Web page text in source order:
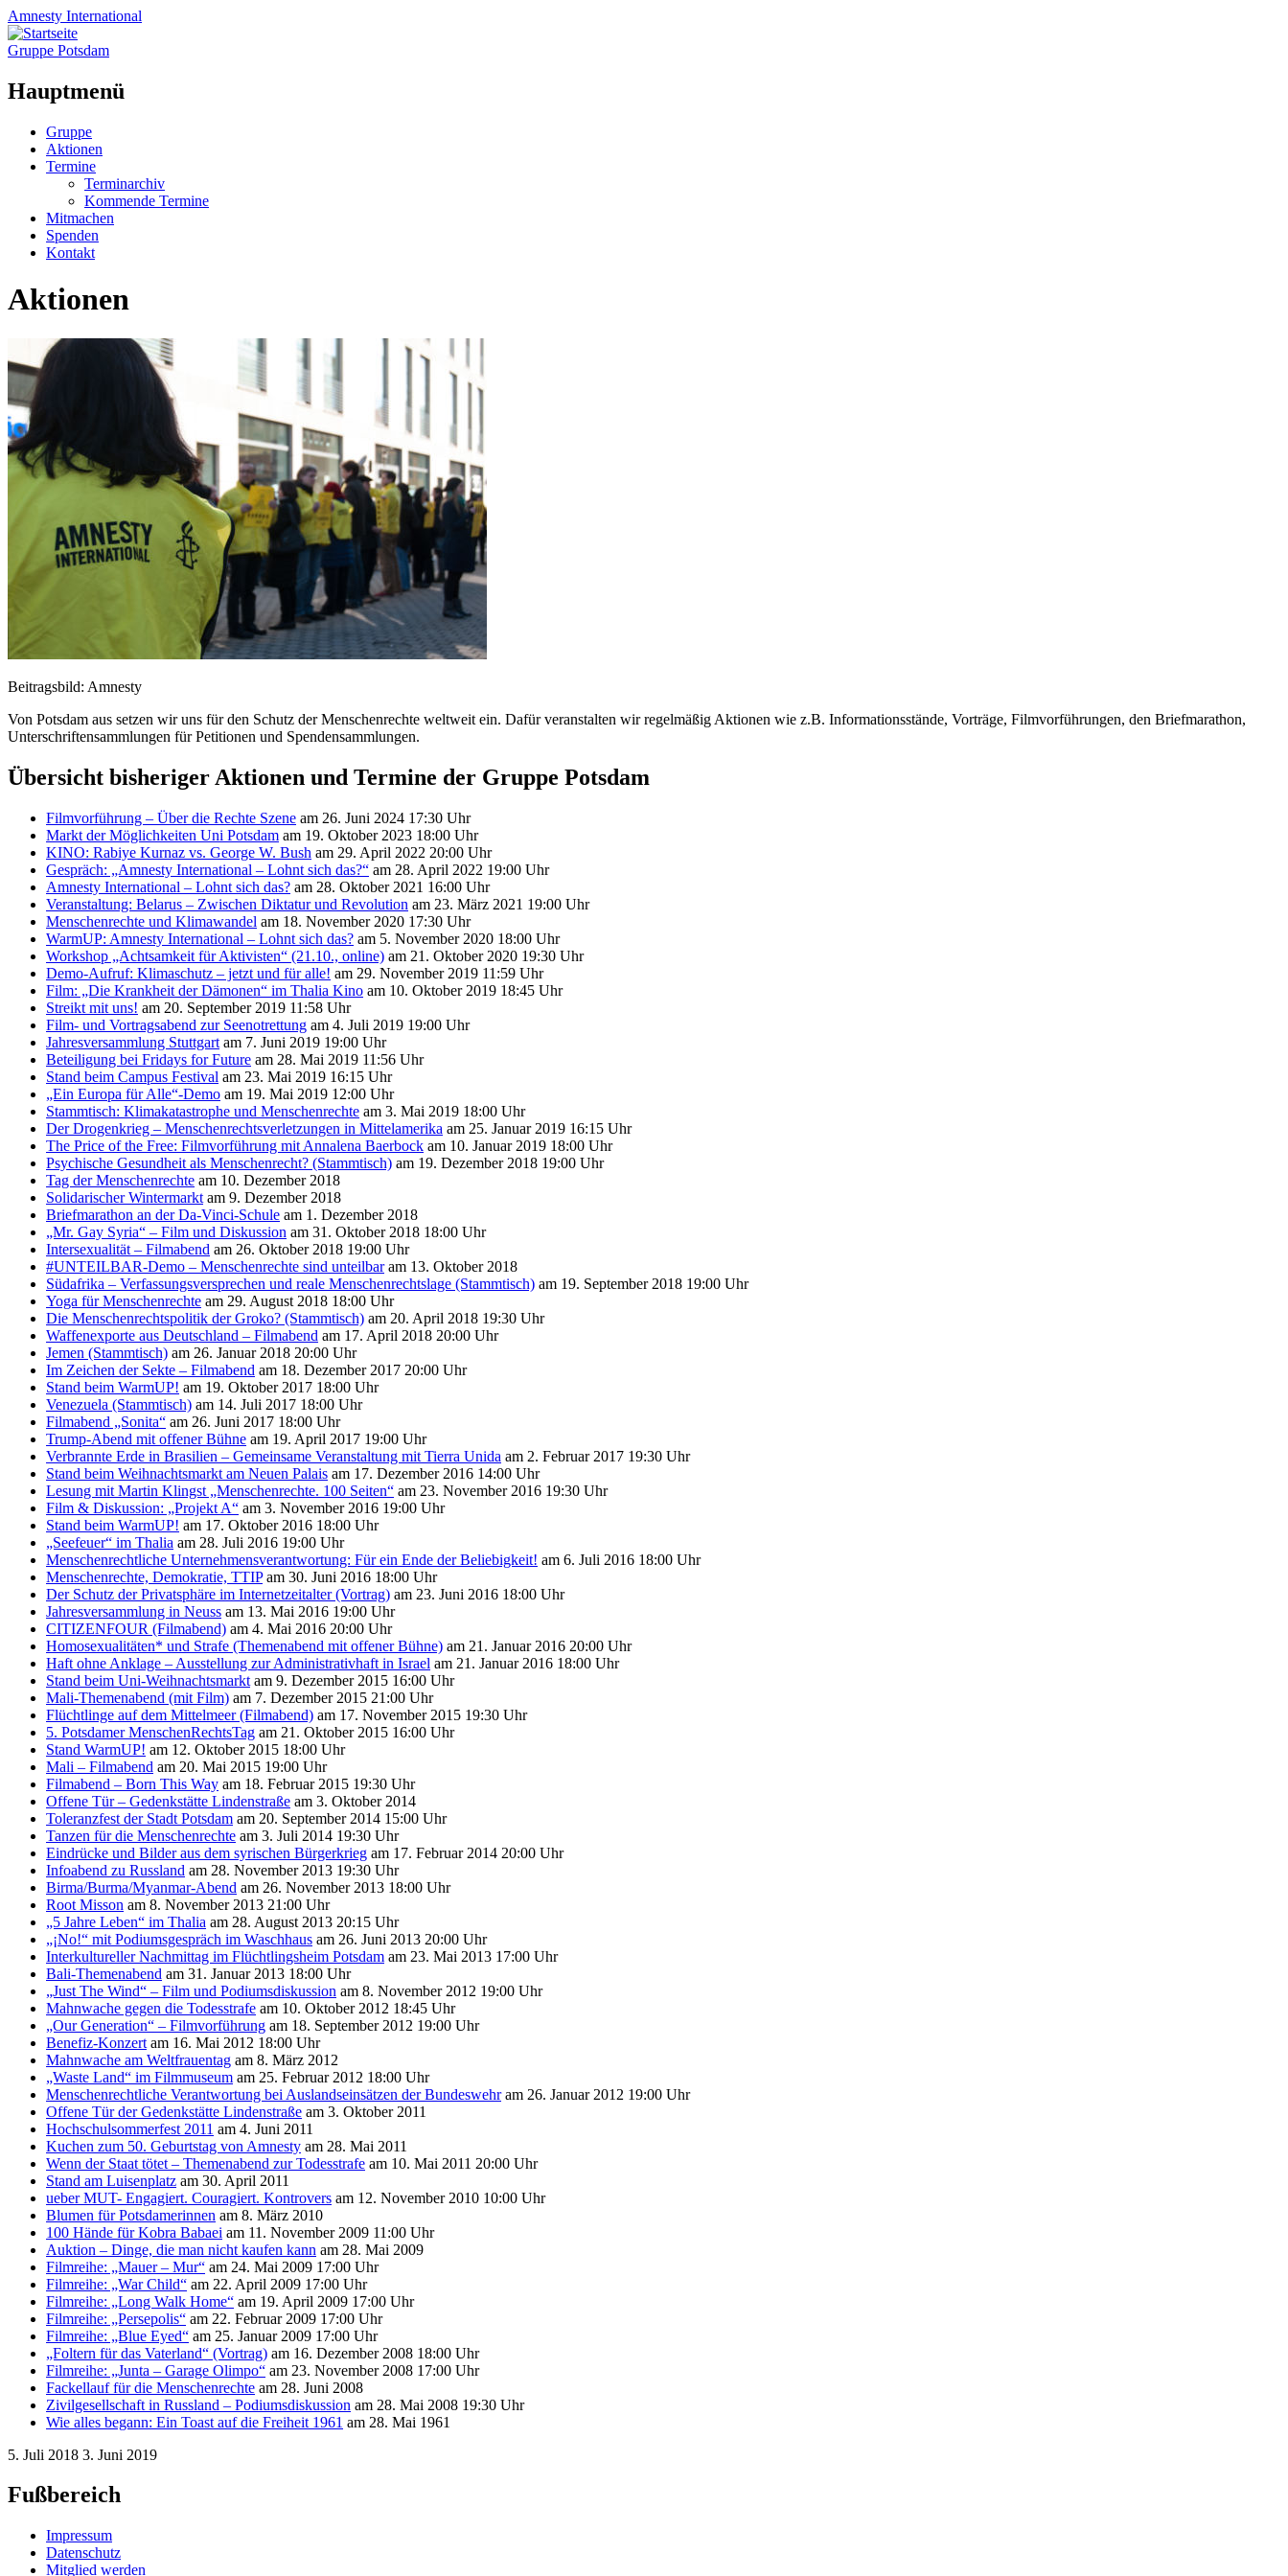
Amnesty International
Gruppe Potsdam
Hauptmenü
Zum
Inhalt
springen
Gruppe
Aktionen
Termine
Terminarchiv
Kommende Termine
Mitmachen
Spenden
Kontakt
Aktionen
Beitragsbild: Amnesty
Von Potsdam aus setzen wir uns für den Schutz der Menschenrechte weltweit ein. Dafür veranstalten wir regelmäßig Aktionen wie z.B. Informationsstände, Vorträge, Filmvorführungen, den Briefmarathon,
Unterschriftensammlungen für Petitionen und Spendensammlungen.
Übersicht bisheriger Aktionen und Termine der Gruppe Potsdam
Filmvorführung – Über die Rechte Szene am 26. Juni 2024 17:30 Uhr
Markt der Möglichkeiten Uni Potsdam am 19. Oktober 2023 18:00 Uhr
KINO: Rabiye Kurnaz vs. George W. Bush am 29. April 2022 20:00 Uhr
Gespräch: „Amnesty International – Lohnt sich das?“ am 28. April 2022 19:00 Uhr
Amnesty International – Lohnt sich das? am 28. Oktober 2021 16:00 Uhr
Veranstaltung: Belarus – Zwischen Diktatur und Revolution am 23. März 2021 19:00 Uhr
Menschenrechte und Klimawandel am 18. November 2020 17:30 Uhr
WarmUP: Amnesty International – Lohnt sich das? am 5. November 2020 18:00 Uhr
Workshop „Achtsamkeit für Aktivisten“ (21.10., online) am 21. Oktober 2020 19:30 Uhr
Demo-Aufruf: Klimaschutz – jetzt und für alle! am 29. November 2019 11:59 Uhr
Film: „Die Krankheit der Dämonen“ im Thalia Kino am 10. Oktober 2019 18:45 Uhr
Streikt mit uns! am 20. September 2019 11:58 Uhr
Film- und Vortragsabend zur Seenotrettung am 4. Juli 2019 19:00 Uhr
Jahresversammlung Stuttgart am 7. Juni 2019 19:00 Uhr
Beteiligung bei Fridays for Future am 28. Mai 2019 11:56 Uhr
Stand beim Campus Festival am 23. Mai 2019 16:15 Uhr
„Ein Europa für Alle“-Demo am 19. Mai 2019 12:00 Uhr
Stammtisch: Klimakatastrophe und Menschenrechte am 3. Mai 2019 18:00 Uhr
Der Drogenkrieg – Menschenrechtsverletzungen in Mittelamerika am 25. Januar 2019 16:15 Uhr
The Price of the Free: Filmvorführung mit Annalena Baerbock am 10. Januar 2019 18:00 Uhr
Psychische Gesundheit als Menschenrecht? (Stammtisch) am 19. Dezember 2018 19:00 Uhr
Tag der Menschenrechte am 10. Dezember 2018
Solidarischer Wintermarkt am 9. Dezember 2018
Briefmarathon an der Da-Vinci-Schule am 1. Dezember 2018
„Mr. Gay Syria“ – Film und Diskussion am 31. Oktober 2018 18:00 Uhr
Intersexualität – Filmabend am 26. Oktober 2018 19:00 Uhr
#UNTEILBAR-Demo – Menschenrechte sind unteilbaram 13. Oktober 2018
Südafrika – Verfassungsversprechen und reale Menschenrechtslage (Stammtisch) am 19. September 2018 19:00 Uhr
Yoga für Menschenrechte am 29. August 2018 18:00 Uhr
Die Menschenrechtspolitik der Groko? (Stammtisch) am 20. April 2018 19:30 Uhr
Waffenexporte aus Deutschland – Filmabend am 17. April 2018 20:00 Uhr
Jemen (Stammtisch) am 26. Januar 2018 20:00 Uhr
Im Zeichen der Sekte – Filmabend am 18. Dezember 2017 20:00 Uhr
Stand beim WarmUP! am 19. Oktober 2017 18:00 Uhr
Venezuela (Stammtisch) am 14. Juli 2017 18:00 Uhr
Filmabend „Sonita“ am 26. Juni 2017 18:00 Uhr
Trump-Abend mit offener Bühne am 19. April 2017 19:00 Uhr
Verbrannte Erde in Brasilien – Gemeinsame Veranstaltung mit Tierra Unida am 2. Februar 2017 19:30 Uhr
Stand beim Weihnachtsmarkt am Neuen Palais am 17. Dezember 2016 14:00 Uhr
Lesung mit Martin Klingst „Menschenrechte. 100 Seiten“ am 23. November 2016 19:30 Uhr
Film & Diskussion: „Projekt A“ am 3. November 2016 19:00 Uhr
Stand beim WarmUP! am 17. Oktober 2016 18:00 Uhr
„Seefeuer“ im Thalia am 28. Juli 2016 19:00 Uhr
Menschenrechtliche Unternehmensverantwortung: Für ein Ende der Beliebigkeit! am 6. Juli 2016 18:00 Uhr
Menschenrechte, Demokratie, TTIPam 30. Juni 2016 18:00 Uhr
Der Schutz der Privatsphäre im Internetzeitalter (Vortrag) am 23. Juni 2016 18:00 Uhr
Jahresversammlung in Neuss am 13. Mai 2016 19:00 Uhr
CITIZENFOUR (Filmabend) am 4. Mai 2016 20:00 Uhr
Homosexualitäten* und Strafe (Themenabend mit offener Bühne) am 21. Januar 2016 20:00 Uhr
Haft ohne Anklage – Ausstellung zur Administrativhaft in Israel am 21. Januar 2016 18:00 Uhr
Stand beim Uni-Weihnachtsmarkt am 9. Dezember 2015 16:00 Uhr
Mali-Themenabend (mit Film) am 7. Dezember 2015 21:00 Uhr
Flüchtlinge auf dem Mittelmeer (Filmabend) am 17. November 2015 19:30 Uhr
5. Potsdamer MenschenRechtsTag am 21. Oktober 2015 16:00 Uhr
Stand WarmUP! am 12. Oktober 2015 18:00 Uhr
Mali – Filmabend am 20. Mai 2015 19:00 Uhr
Filmabend – Born This Way am 18. Februar 2015 19:30 Uhr
Offene Tür – Gedenkstätte Lindenstraße am 3. Oktober 2014
Toleranzfest der Stadt Potsdam am 20. September 2014 15:00 Uhr
Tanzen für die Menschenrechte am 3. Juli 2014 19:30 Uhr
Eindrücke und Bilder aus dem syrischen Bürgerkrieg am 17. Februar 2014 20:00 Uhr
Infoabend zu Russland am 28. November 2013 19:30 Uhr
Birma/Burma/Myanmar-Abend am 26. November 2013 18:00 Uhr
Root Misson am 8. November 2013 21:00 Uhr
„5 Jahre Leben“ im Thalia am 28. August 2013 20:15 Uhr
„¡No!“ mit Podiumsgespräch im Waschhaus am 26. Juni 2013 20:00 Uhr
Interkultureller Nachmittag im Flüchtlingsheim Potsdam am 23. Mai 2013 17:00 Uhr
Bali-Themenabend am 31. Januar 2013 18:00 Uhr
„Just The Wind“ – Film und Podiumsdiskussion am 8. November 2012 19:00 Uhr
Mahnwache gegen die Todesstrafe am 10. Oktober 2012 18:45 Uhr
„Our Generation“ – Filmvorführung am 18. September 2012 19:00 Uhr
Benefiz-Konzert am 16. Mai 2012 18:00 Uhr
Mahnwache am Weltfrauentag am 8. März 2012
„Waste Land“ im Filmmuseum am 25. Februar 2012 18:00 Uhr
Menschenrechtliche Verantwortung bei Auslandseinsätzen der Bundeswehram 26. Januar 2012 19:00 Uhr
Offene Tür der Gedenkstätte Lindenstraße am 3. Oktober 2011
Hochschulsommerfest 2011 am 4. Juni 2011
Kuchen zum 50. Geburtstag von Amnesty am 28. Mai 2011
Wenn der Staat tötet – Themenabend zur Todesstrafe am 10. Mai 2011 20:00 Uhr
Stand am Luisenplatz am 30. April 2011
ueber MUT- Engagiert. Couragiert. Kontrovers am 12. November 2010 10:00 Uhr
Blumen für Potsdamerinnen am 8. März 2010
100 Hände für Kobra Babaei am 11. November 2009 11:00 Uhr
Auktion – Dinge, die man nicht kaufen kann am 28. Mai 2009
Filmreihe: „Mauer – Mur“ am 24. Mai 2009 17:00 Uhr
Filmreihe: „War Child“ am 22. April 2009 17:00 Uhr
Filmreihe: „Long Walk Home“ am 19. April 2009 17:00 Uhr
Filmreihe: „Persepolis“ am 22. Februar 2009 17:00 Uhr
Filmreihe: „Blue Eyed“ am 25. Januar 2009 17:00 Uhr
„Foltern für das Vaterland“ (Vortrag) am 16. Dezember 2008 18:00 Uhr
Filmreihe: „Junta – Garage Olimpo“ am 23. November 2008 17:00 Uhr
Fackellauf für die Menschenrechte am 28. Juni 2008
Zivilgesellschaft in Russland – Podiumsdiskussion am 28. Mai 2008 19:30 Uhr
Wie alles begann: Ein Toast auf die Freiheit 1961 am 28. Mai 1961
5. Juli 2018 3. Juni 2019
Fußbereich
Impressum
Datenschutz
Mitglied werden